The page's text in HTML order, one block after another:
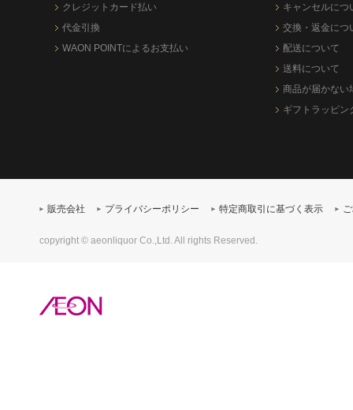
クレジットカード払い
代金引換
WAON POINTによるお支払い
キャンセルにつ
交換・返金につ
配送について
送料について
商品が届かない
ギフトラッピン
販売会社 プライバシーポリシー 特定商取引に基づく表示
copyright © aeonliquor Co.,Ltd. All rights Reserved.